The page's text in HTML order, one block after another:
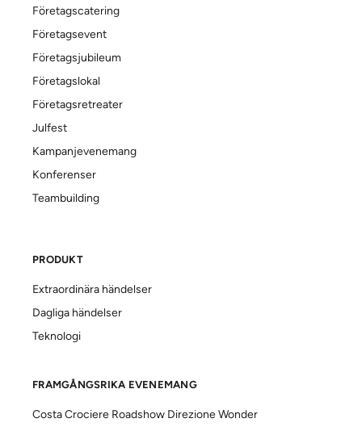
Företagscatering
Företagsevent
Företagsjubileum
Företagslokal
Företagsretreater
Julfest
Kampanjevenemang
Konferenser
Teambuilding
PRODUKT
Extraordinära händelser
Dagliga händelser
Teknologi
FRAMGÅNGSRIKA EVENEMANG
Costa Crociere Roadshow Direzione Wonder